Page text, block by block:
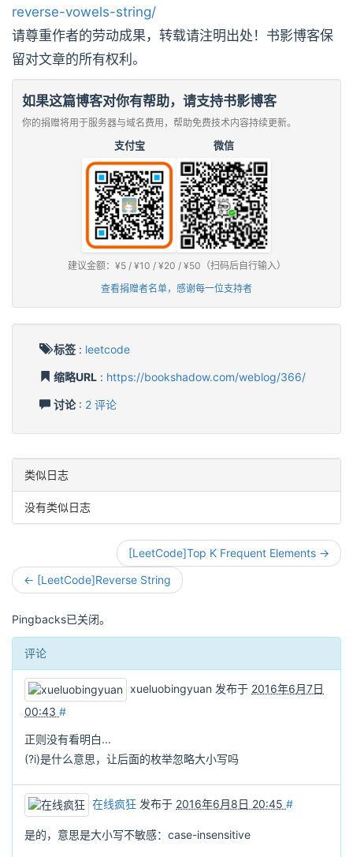
reverse-vowels-string/
请尊重作者的劳动成果，转载请注明出处！书影博客保
留对文章的所有权利。
如果这篇博客对你有帮助，请支持书影博客
你的捐赠将用于服务器与域名费用，帮助免费技术内容持续更新。
支付宝 微信
建议金额：¥5 / ¥10 / ¥20 / ¥50（扫码后自行输入）
查看捐赠者名单，感谢每一位支持者
标签 : leetcode
缩略URL : https://bookshadow.com/weblog/366/
讨论: 2 评论
类似日志
没有类似日志
[LeetCode]Top K Frequent Elements →
← [LeetCode]Reverse String
Pingbacks已关闭。
评论
xueluobingyuan 发布于 2016年6月7日
00:43 #
正则没有看明白...
(?i)是什么意思，让后面的枚举忽略大小写吗
在线疯狂 发布于 2016年6月8日 20:45 #
是的，意思是大小写不敏感：case-insensitive